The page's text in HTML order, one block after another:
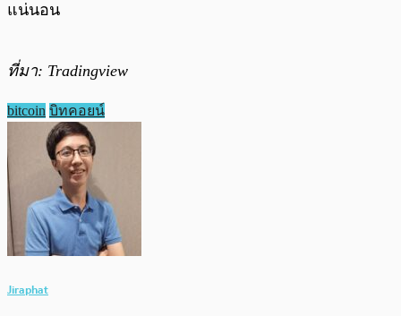
แน่นอน
ที่มา: Tradingview
bitcoin บิทคอยน์
Jiraphat